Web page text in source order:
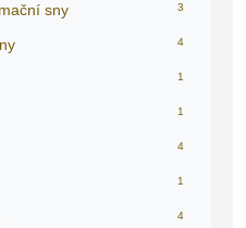
sny 3
4
1
1
4
1
4